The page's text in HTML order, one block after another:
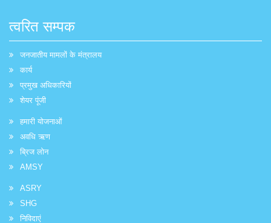
त्वरित सम्पक
जनजातीय मामलों के मंत्रालय
कार्य
प्रमुख अधिकारियों
शेयर पूंजी
हमारी योजनाओं
अवधि ऋण
ब्रिज लोन
AMSY
ASRY
SHG
निविदाएं